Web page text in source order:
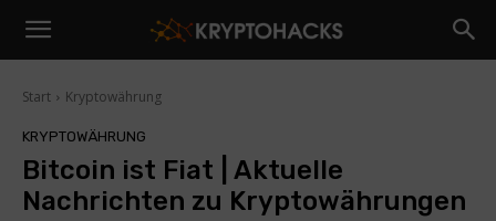
Start Kryptowährung
KRYPTOWÄHRUNG
Bitcoin ist Fiat | Aktuelle
Nachrichten zu Kryptowährungen